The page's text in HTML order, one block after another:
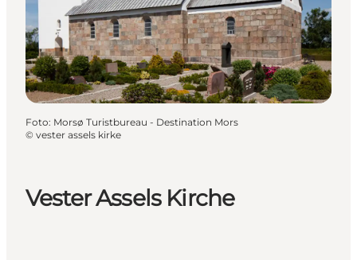
Vester Assels Kirche
Foto: Morsø Turistbureau - Destination Mors
© vester assels kirke